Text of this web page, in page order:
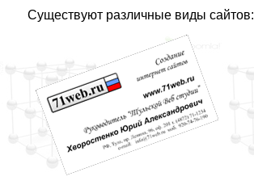
Существуют различные виды сайтов: